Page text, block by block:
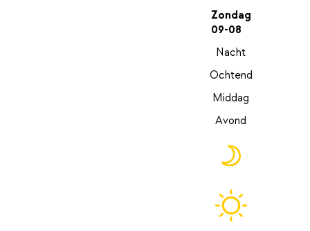
Zondag
09-08
Nacht
Ochtend
Middag
Avond